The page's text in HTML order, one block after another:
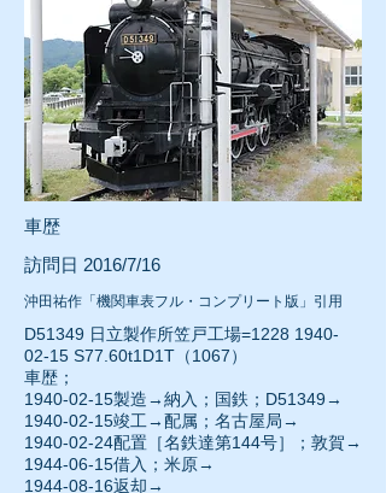
車歴
訪問日 2016/7/16
沖田祐作「機関車表フル・コンプリート版」引用
D51349 日立製作所笠戸工場=1228 1940-
02-15 S77.60t1D1T（1067）
車歴；
1940-02-15製造→納入；国鉄；D51349→
1940-02-15竣工→配属；名古屋局→
1940-02-24配置［名鉄達第144号］；敦賀→
1944-06-15借入；米原→
1944-08-16返却→